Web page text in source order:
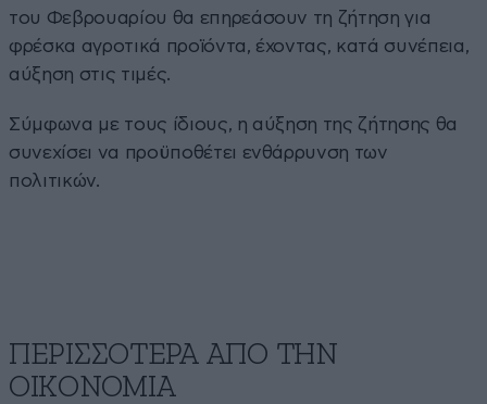
του Φεβρουαρίου θα επηρεάσουν τη ζήτηση για
φρέσκα αγροτικά προϊόντα, έχοντας, κατά συνέπεια,
αύξηση στις τιμές.
Σύμφωνα με τους ίδιους, η αύξηση της ζήτησης θα
συνεχίσει να προϋποθέτει ενθάρρυνση των
πολιτικών.
ΠΕΡΙΣΣΟΤΕΡΑ ΑΠΟ ΤΗΝ
ΟΙΚΟΝΟΜΙΑ